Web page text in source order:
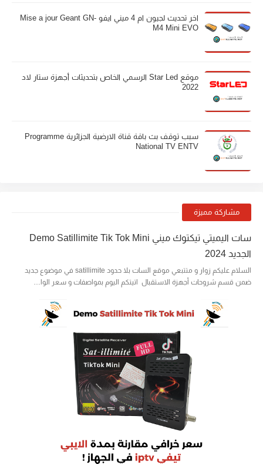
اخر تحديث لجيون ام 4 ميني ايفو Mise a jour Geant GN-
M4 Mini EVO
موقع Star Led الرسمي الخاص بتحديثات أجهزة ستار لاد
2022
سبب توقف بث باقة قناة الارضية الجزائرية Programme
National TV ENTV
مشاركة مميزة
سات اليميتي تيكتوك ميني Demo Satillimite Tik Tok Mini
الجديد 2024
السلام عليكم زوار و متتبعي موقع السات بلا حدود satillimite في موضوع جديد
ضمن قسم شروحات أجهزة الاستقبال اتيتكم اليوم بمواصفات و سعر الوا…